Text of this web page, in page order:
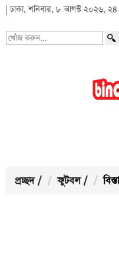
| ঢাকা, শনিবার, ৮ আগস্ট ২০২৬, ২৪
খোঁজ
প্রচ্ছদ / ফুটবল /